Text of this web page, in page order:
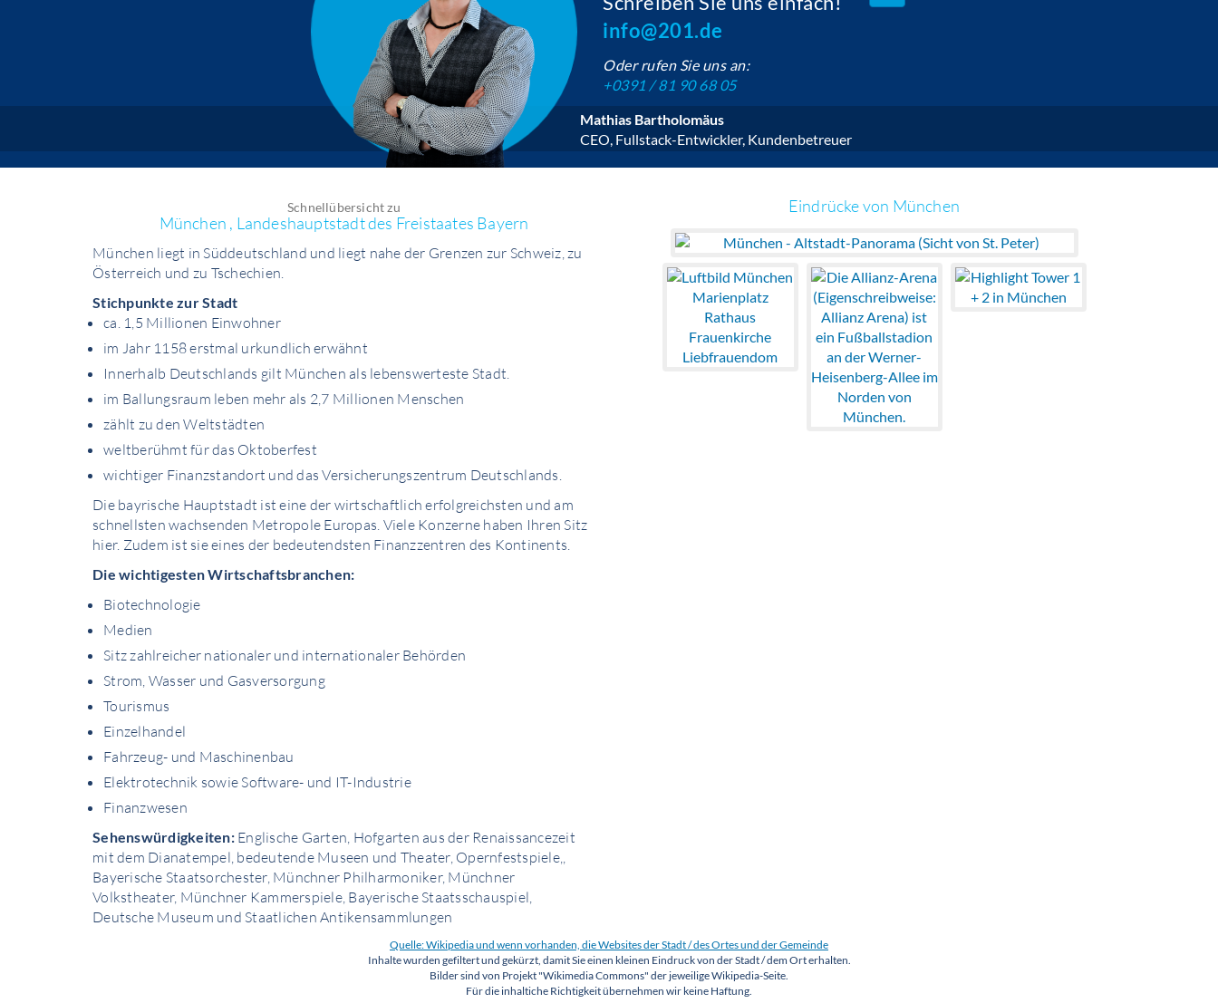
Mathias Bartholomäus
CEO, Fullstack-Entwickler, Kundenbetreuer
info@201.de
Oder rufen Sie uns an:
+0391 / 81 90 68 05
Schnellübersicht zu
München , Landeshauptstadt des Freistaates Bayern
München liegt in Süddeutschland und liegt nahe der Grenzen zur Schweiz, zu
Österreich und zu Tschechien.
Stichpunkte zur Stadt
ca. 1,5 Millionen Einwohner
im Jahr 1158 erstmal urkundlich erwähnt
Innerhalb Deutschlands gilt München als lebenswerteste Stadt.
im Ballungsraum leben mehr als 2,7 Millionen Menschen
zählt zu den Weltstädten
weltberühmt für das Oktoberfest
wichtiger Finanzstandort und das Versicherungszentrum Deutschlands.
Die bayrische Hauptstadt ist eine der wirtschaftlich erfolgreichsten und am
schnellsten wachsenden Metropole Europas. Viele Konzerne haben Ihren Sitz
hier. Zudem ist sie eines der bedeutendsten Finanzzentren des Kontinents.
Die wichtigesten Wirtschaftsbranchen:
Biotechnologie
Medien
Sitz zahlreicher nationaler und internationaler Behörden
Strom, Wasser und Gasversorgung
Tourismus
Einzelhandel
Fahrzeug- und Maschinenbau
Elektrotechnik sowie Software- und IT-Industrie
Finanzwesen
Sehenswürdigkeiten: Englische Garten, Hofgarten aus der Renaissancezeit
mit dem Dianatempel, bedeutende Museen und Theater, Opernfestspiele,,
Bayerische Staatsorchester, Münchner Philharmoniker, Münchner
Volkstheater, Münchner Kammerspiele, Bayerische Staatsschauspiel,
Deutsche Museum und Staatlichen Antikensammlungen
Eindrücke von München
Quelle: Wikipedia und wenn vorhanden, die Websites der Stadt / des Ortes und der Gemeinde
Inhalte wurden gefiltert und gekürzt, damit Sie einen kleinen Eindruck von der Stadt / dem Ort erhalten.
Bilder sind von Projekt "Wikimedia Commons" der jeweilige Wikipedia-Seite.
Für die inhaltiche Richtigkeit übernehmen wir keine Haftung.